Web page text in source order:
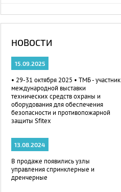
НОВОСТИ
15.09.2025
• 29-31 октября 2025 • ТМБ - участник
международной выставки
технических средств охраны и
оборудования для обеспечения
безопасности и противопожарной
защиты Sfitex
13.08.2024
В продаже появились узлы
управления спринклерные и
дренчерные